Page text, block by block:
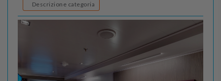
Descrizione categoria